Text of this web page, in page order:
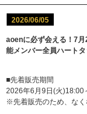
2026/06/05
aoenに必ず会える！7
能メンバー全員ハートタ
■先着販売期間
2026年6月9日(火)18:00
※先着販売のため、なく